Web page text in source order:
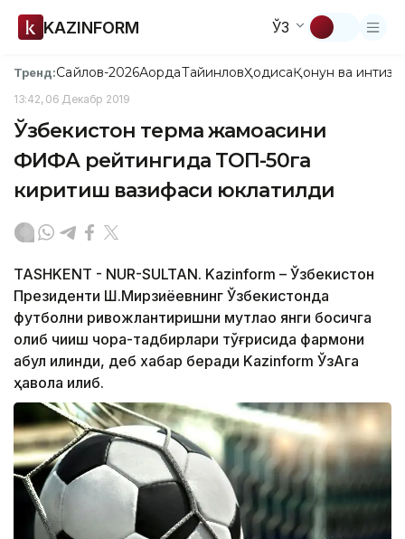
KAZINFORM ЎЗ
Тренд:Сайлов-2026АқордаТайинловҲодисаҚонун ва
13:42, 06 Декабр 2019
Ўзбекистон терма жамоасини
ФИФА рейтингида ТОП-50га
киритиш вазифаси юклатилди
TASHKENT - NUR-SULTAN. Kazinform – Ўзбекистон
Президенти Ш.Мирзиёевнинг Ўзбекистонда
футболни ривожлантиришни мутлақо янги босқичга
олиб чиқиш чора-тадбирлари тўғрисида фармони
қабул қилинди, деб хабар беради Kazinform ЎзАга
ҳавола қилиб.